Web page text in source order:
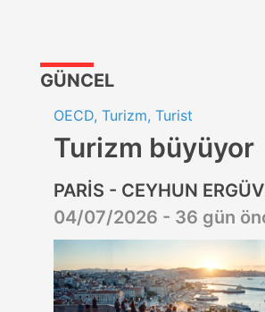
GÜNCEL
OECD, Turizm, Turist
Turizm büyüyor
PARİS - CEYHUN
04/07/2026 - 36 gün